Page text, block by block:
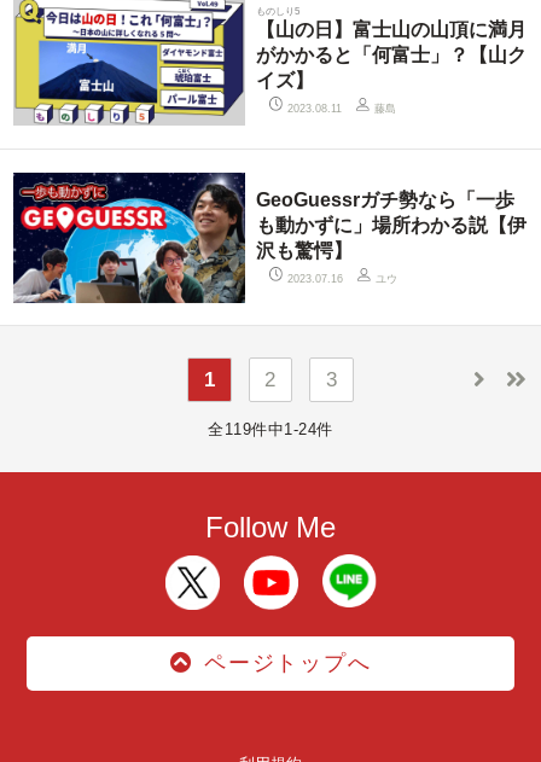
ものしり5
【山の日】富士山の山頂に満月
がかかると「何富士」？【山ク
イズ】
2023.08.11 藤島
GeoGuessrガチ勢なら「一歩
も動かずに」場所わかる説【伊
沢も驚愕】
2023.07.16 ユウ
1 2 3
全119件中1-24件
Follow Me
ページトップへ